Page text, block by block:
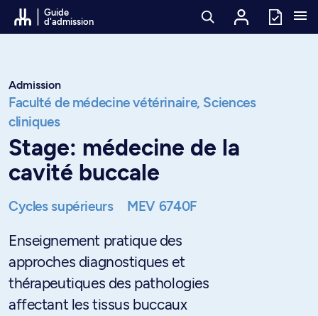
Passer au contenu
Guide
d'admission
Admission
Faculté de médecine vétérinaire, Sciences
cliniques
Stage: médecine de la
cavité buccale
Cycles supérieurs MEV 6740F
Enseignement pratique des
approches diagnostiques et
thérapeutiques des pathologies
affectant les tissus buccaux